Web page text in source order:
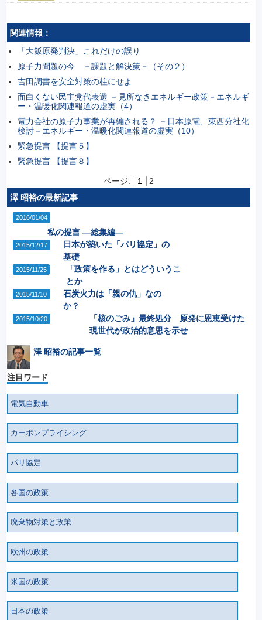
関連情報：
「大飯原発判決」これだけの誤り
原子力問題の今 －課題と解決策－（その２）
吉田調書を安全対策の柱にせよ
面白くない民主党代表選 －見所なきエネルギー政策－エネルギ
ー・温暖化関連報道の虚実（4）
電力会社の原子力事業が再編される？ －日本原電、東西分社化
検討－エネルギー・温暖化関連報道の虚実（10）
緊急提言 【提言５】
緊急提言 【提言８】
ページ: 1
2
澤 昭裕の最新記事
2016/01/04
私の提言 ―総集編―
2015/12/17
日本が築いた「パリ協定」の
基礎
2015/11/25
「政策を作る」とはどういうこ
とか
2015/11/10
石炭火力は「親の仇」なの
か？
2015/10/20
「核のごみ」最終処分 原発に恩恵受けた
現世代が政治的意思を示せ
澤 昭裕の記事一覧
注目ワード
電気自動車
カーボンプライシング
パリ協定
各国の政策
廃棄物対策と政策
欧州の政策
米国の政策
日本の政策